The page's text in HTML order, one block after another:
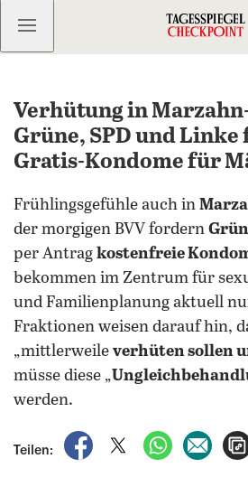
Kostenlos anmelden
Verhütung in
Grüne, SPD und
Gratis-Kondome für
Frühlingsgefühle auch in
der morgigen BVV fordern
per Antrag kostenfreie
bekommen im Zentrum für
und Familienplanung aktuell
Fraktionen weisen darauf hin,
„mittlerweile verhüten sollen
müsse diese „
werden.
Teilen:
auf Facebook teilen
auf X teilen
per per